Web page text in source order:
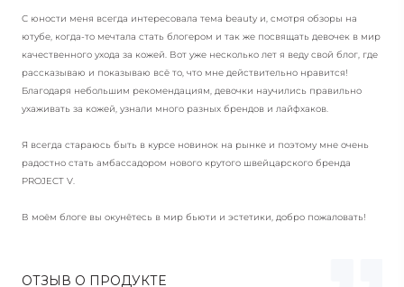
С юности меня всегда интересовала тема beauty и, смотря обзоры на
ютубе, когда-то мечтала стать блогером и так же посвящать девочек в мир
качественного ухода за кожей. Вот уже несколько лет я веду свой блог, где
рассказываю и показываю всё то, что мне действительно нравится!
Благодаря небольшим рекомендациям, девочки научились правильно
ухаживать за кожей, узнали много разных брендов и лайфхаков.
Я всегда стараюсь быть в курсе новинок на рынке и поэтому мне очень
радостно стать амбассадором нового крутого швейцарского бренда
PROJECT V.
В моём блоге вы окунётесь в мир бьюти и эстетики, добро пожаловать!
ОТЗЫВ О ПРОДУКТЕ